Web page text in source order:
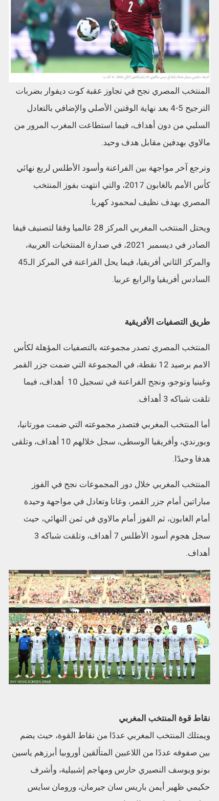
المنتخب المصري نجح في تجاوز عقبة كوت ديفوار بضربات
الترجيح 5-4 بعد نهاية الوقتين الأصلي والإضافي بالتعادل
السلبي من دون أهداف، فيما استطاعت المغرب المرور من
مالاوي بهدفين مقابل هدف وحيد.
وترجع آخر مواجهة بين الفراعنة وأسود الأطلس لربع نهائي
كأس الأمم بالغابون 2017، والتي انتهت بفوز المنتخب
المصري بهدف نظيف لمحمود كهربا.
ويحتل المنتخب المغربي المركز 28 عالميا وفقا لتصنيف فيفا
الصادر في ديسمبر 2021، في صدارة المنتخبات العربية،
والمركز الثاني أفريقيا، فيما يحل الفراعنة في المركز الـ45
السادس أفريقيا والرابع عربيا.
طريق التصفيات الأفريقية
المنتخب المصري تصدر مجموعته بالتصفيات المؤهلة لكأس
الامم برصيد 12 نقطة، في المجموعة التي ضمت جزر القمر
وغينيا وتوجو، ونجح الفراعنة في تسجيل 10 أهداف، فيما
تلقت شباكه 3 أهداف.
أما المنتخب المغربي فتصدر مجموعته التي ضمت مورتانيا،
وبورندي، وأفريقيا الوسطى، سجل خلالهم 10 أهداف، وتلقى
هدفا وحيدًا.
المنتخب المغربي خلال دور المجموعات نجح في الفوز
مباراتين أمام جزر القمر، وغانا وتعادل في مواجهة وحيدة
أمام الغابون، ثم الفوز أمام مالاوي في ثمن النهائي، حيث
سجل هجوم أسود الأطلس 7 أهداف، وتلقت شباكه 3
أهداف.
نقاط قوة المنتخب المغربي
ويمتلك المنتخب المغربي عددًا من نقاط القوة، حيث يضم
بين صفوفه عددًا من اللاعبين المتألقين أوروبيا أبرزهم ياسين
بونو ويوسف النصيري حارس ومهاجم إشبيلية، وأشرف
حكيمي ظهير أيمن باريس سان جيرمان، ورومان سايس